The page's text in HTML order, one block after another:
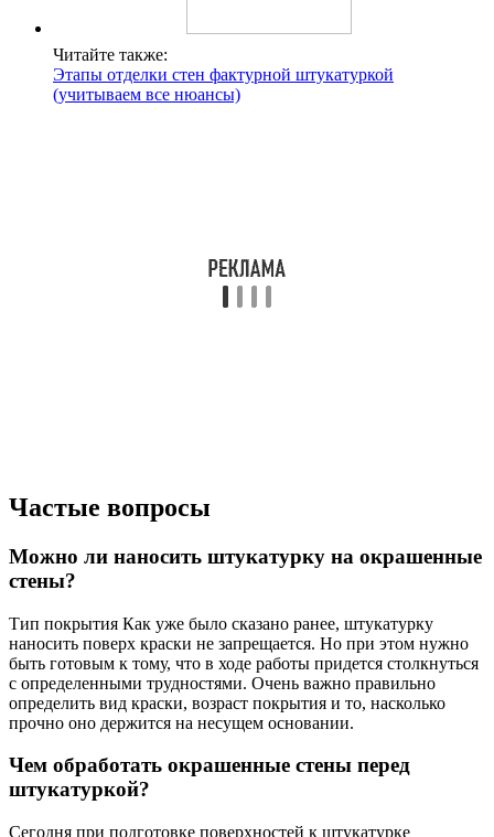
Читайте также:
Этапы отделки стен фактурной штукатуркой
(учитываем все нюансы)
Частые вопросы
Можно ли наносить штукатурку на окрашенные
стены?
Тип покрытия Как уже было сказано ранее, штукатурку
наносить поверх краски не запрещается. Но при этом нужно
быть готовым к тому, что в ходе работы придется столкнуться
с определенными трудностями. Очень важно правильно
определить вид краски, возраст покрытия и то, насколько
прочно оно держится на несущем основании.
Чем обработать окрашенные стены перед
штукатуркой?
Сегодня при подготовке поверхностей к штукатурке